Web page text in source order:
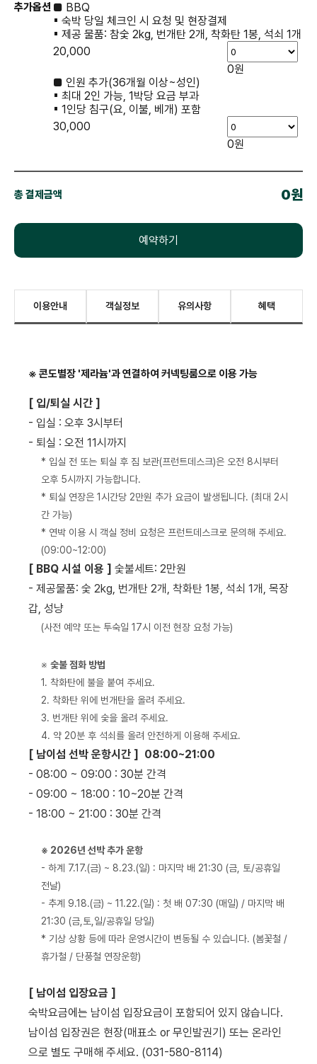
추가옵션 ■ BBQ
▪ 숙박 당일 체크인 시 요청 및 현장결제
▪ 제공 물품: 참숯 2kg, 번개탄 2개, 착화탄 1봉, 석쇠 1개
20,000
0원
■ 인원 추가(36개월 이상~성인)
▪ 최대 2인 가능, 1박당 요금 부과
▪ 1인당 침구(요, 이불, 베개) 포함
30,000
0원
총 결제금액 0원
예약하기
이용안내 객실정보 유의사항 혜택
※ 콘도별장 '제라늄'과 연결하여 커넥팅룸으로 이용 가능
[ 입/퇴실 시간 ]
- 입실 : 오후 3시부터
- 퇴실 : 오전 11시까지
* 입실 전 또는 퇴실 후 짐 보관(프런트데스크)은 오전 8시부터
오후 5시까지 가능합니다.
* 퇴실 연장은 1시간당 2만원 추가 요금이 발생됩니다. (최대 2시
간 가능)
* 연박 이용 시 객실 정비 요청은 프런트데스크로 문의해 주세요.
(09:00~12:00)
[ BBQ 시설 이용 ] 숯불세트: 2만원
- 제공물품: 숯 2kg, 번개탄 2개, 착화탄 1봉, 석쇠 1개, 목장
갑, 성냥
(사전 예약 또는 투숙일 17시 이전 현장 요청 가능)
※ 숯불 점화 방법
1. 착화탄에 불을 붙여 주세요.
2. 착화탄 위에 번개탄을 올려 주세요.
3. 번개탄 위에 숯을 올려 주세요.
4. 약 20분 후 석쇠를 올려 안전하게 이용해 주세요.
[ 남이섬 선박 운항시간 ] 08:00~21:00
- 08:00 ~ 09:00 : 30분 간격
- 09:00 ~ 18:00 : 10~20분 간격
- 18:00 ~ 21:00 : 30분 간격
※ 2026년 선박 추가 운항
- 하계 7.17.(금) ~ 8.23.(일) : 마지막 배 21:30 (금, 토/공휴일
전날)
- 추계 9.18.(금) ~ 11.22.(일) : 첫 배 07:30 (매일) / 마지막 배
21:30 (금,토,일/공휴일 당일)
* 기상 상황 등에 따라 운영시간이 변동될 수 있습니다. (봄꽃철 /
휴가철 / 단풍철 연장운항)
[ 남이섬 입장요금 ]
숙박요금에는 남이섬 입장요금이 포함되어 있지 않습니다.
남이섬 입장권은 현장(매표소 or 무인발권기) 또는 온라인
으로 별도 구매해 주세요. (031-580-8114)